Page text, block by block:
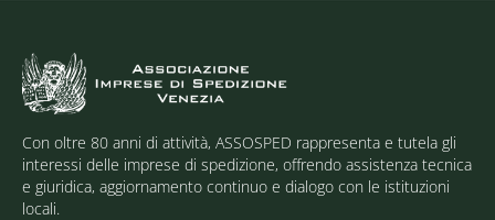
Con oltre 80 anni di attività, ASSOSPED rappresenta e tutela gli
interessi delle imprese di spedizione, offrendo assistenza tecnica
e giuridica, aggiornamento continuo e dialogo con le istituzioni
locali.